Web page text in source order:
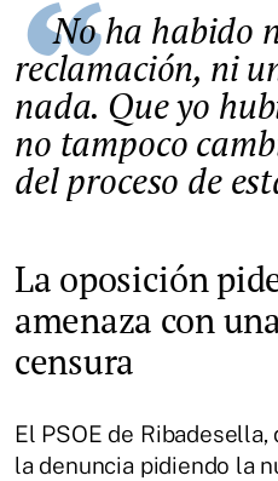
No ha habido ni una
reclamación, ni
nada. Que yo
no tampoco
del proceso de
La oposición
amenaza con
censura
El PSOE de
la denuncia pidiendo la